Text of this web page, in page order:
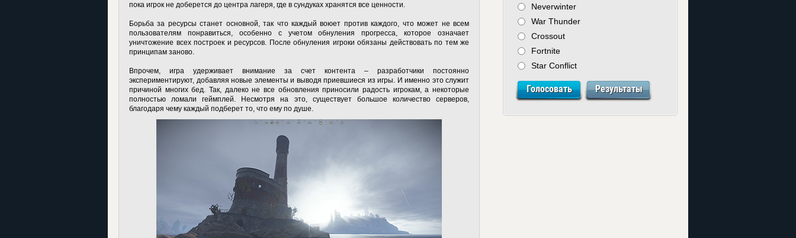
пока игрок не доберется до центра лагеря, где в сундуках хранятся все ценности.
Борьба за ресурсы станет основной, так что каждый воюет против каждого, что может не всем
пользователям понравиться, особенно с учетом обнуления прогресса, которое означает
уничтожение всех построек и ресурсов. После обнуления игроки обязаны действовать по тем же
принципам заново.
Впрочем, игра удерживает внимание за счет контента – разработчики постоянно
экспериментируют, добавляя новые элементы и выводя приевшиеся из игры. И именно это служит
причиной многих бед. Так, далеко не все обновления приносили радость игрокам, а некоторые
полностью ломали геймплей. Несмотря на это, существует большое количество серверов,
благодаря чему каждый подберет то, что ему по душе.
Neverwinter
War Thunder
Crossout
Fortnite
Star Conflict